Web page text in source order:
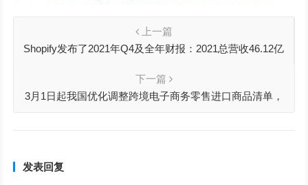
上一篇
Shopify发布了2021年Q4及全年财报：2021总营收46.12亿
下一篇
3月1日起我国优化调整跨境电子商务零售进口商品清单，
发表回复